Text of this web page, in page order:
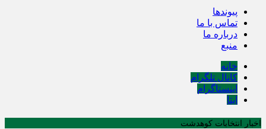
پیوندها
تماس با ما
درباره ما
منبع
خانه
کانال تلگرام
اینستاگرام
ایتا
اخبار انتخابات کوهدشت